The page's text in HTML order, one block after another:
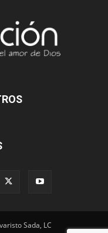
Sada, LC